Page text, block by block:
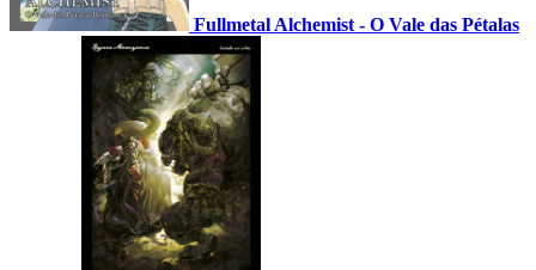
Fullmetal Alchemist - O Vale das Pétalas